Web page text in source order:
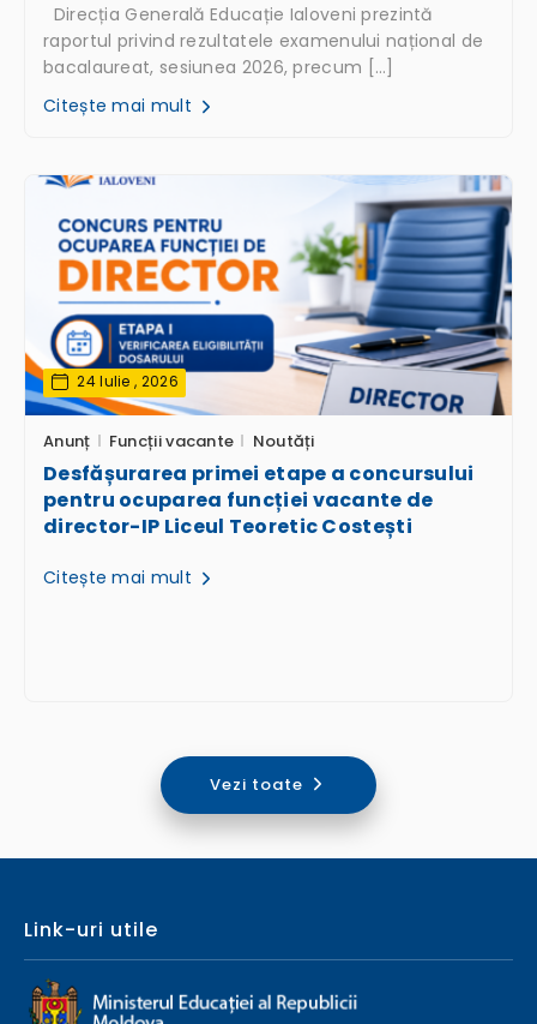
Direcția Generală Educație Ialoveni prezintă
raportul privind rezultatele examenului național de
bacalaureat, sesiunea 2026, precum […]
Citește mai mult
24 Iulie , 2026
Anunț Funcții vacante Noutăți
Desfășurarea primei etape a concursului
pentru ocuparea funcției vacante de
director-IP Liceul Teoretic Costești
Citește mai mult
Vezi toate
Link-uri utile